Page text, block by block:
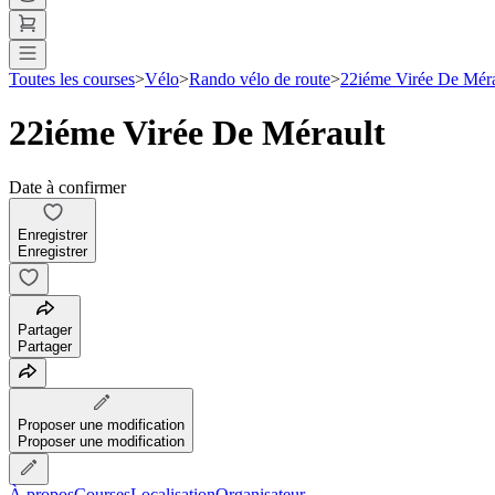
Toutes les courses>Vélo>Rando vélo de route>22iéme Virée De
22iéme Virée De Mérault
Date à confirmer
Enregistrer
Enregistrer
Partager
Partager
Proposer une modification
Proposer une modification